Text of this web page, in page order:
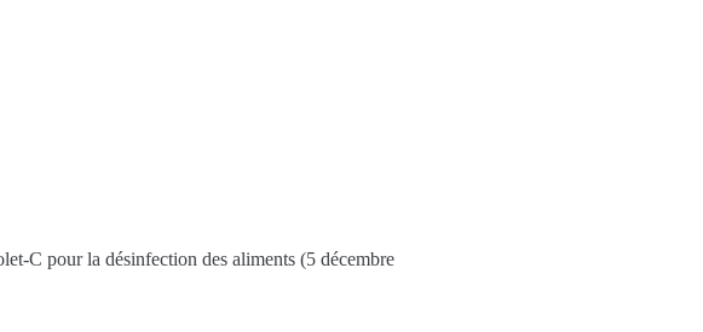
C pour la désinfection des aliments (5 décembre